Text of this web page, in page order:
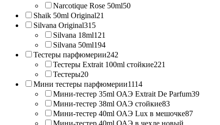
Narcotique Rose 50ml50
Shaik 50ml Original21
Silvana Original315
Silvana 18ml121
Silvana 50ml194
Тестеры парфюмерии242
Тестеры Extrait 100ml стойкие221
Тестеры20
Мини тестеры парфюмерии1114
Мини-тестер 35ml ОАЭ Extrait De Parfum39
Мини-тестер 38ml ОАЭ стойкие83
Мини-тестер 40ml ОАЭ Lux в мешочке87